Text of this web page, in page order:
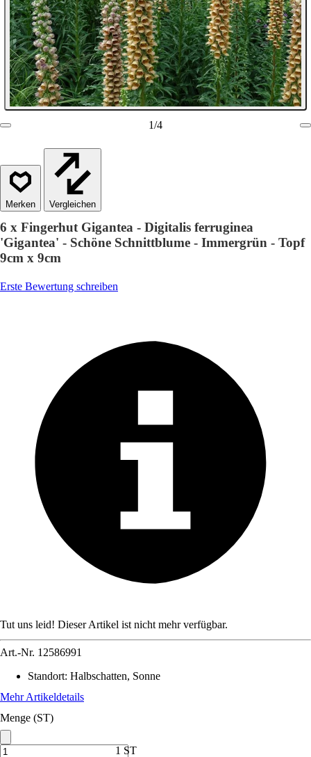
1/4
Vergleichen
6 x Fingerhut Gigantea - Digitalis ferruginea
'Gigantea' - Schöne Schnittblume - Immergrün - Topf
9cm x 9cm
Erste Bewertung schreiben
Tut uns leid! Dieser Artikel ist nicht mehr verfügbar.
Art.-Nr. 12586991
Standort: Halbschatten, Sonne
Mehr Artikeldetails
Menge (ST)
1 ST